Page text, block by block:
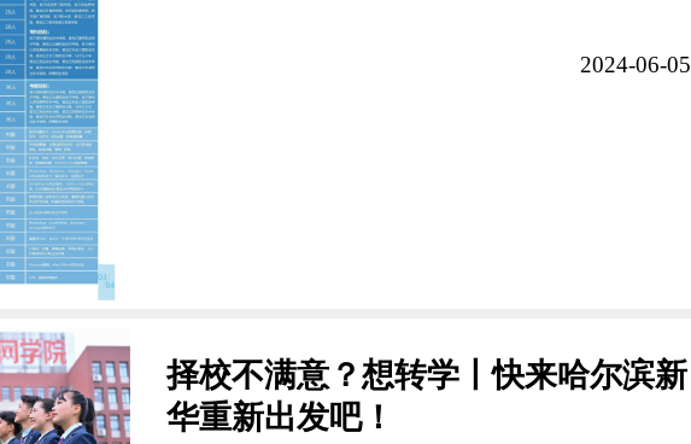
2024-06-05
择校不满意？想转学丨快来哈尔滨新
华重新出发吧！